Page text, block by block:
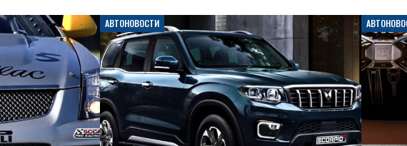
АВТОНОВОСТИ